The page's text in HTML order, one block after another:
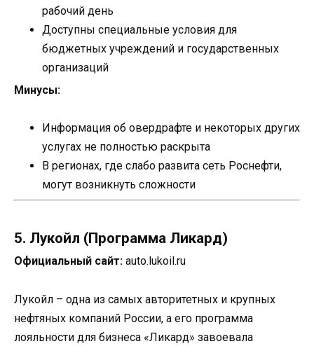
рабочий день
Доступны специальные условия для
бюджетных учреждений и государственных
организаций
Минусы:
Информация об овердрафте и некоторых других
услугах не полностью раскрыта
В регионах, где слабо развита сеть Роснефти,
могут возникнуть сложности
5. Лукойл (Программа Ликард)
Официальный сайт: auto.lukoil.ru
Лукойл – одна из самых авторитетных и крупных
нефтяных компаний России, а его программа
лояльности для бизнеса «Ликард» завоевала